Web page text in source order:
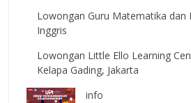
Lowongan Guru Matematika dan
Inggris
Lowongan Little Ello Learning
Kelapa Gading, Jakarta
info